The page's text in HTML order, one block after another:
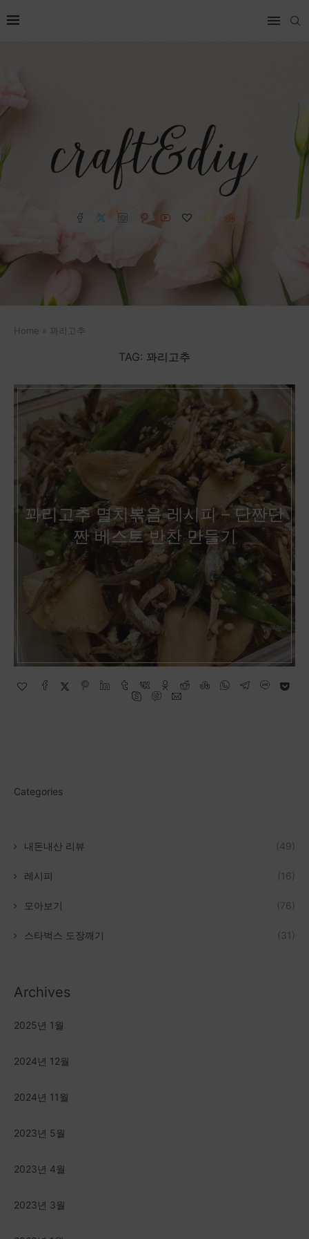
Home » 꽈리고추
TAG: 꽈리고추
꽈리고추 멸치볶음 레시피 – 단짠단
짠 베스트 반찬 만들기
Categories
내돈내산 리뷰 (49)
레시피 (16)
모아보기 (76)
스타벅스 도장깨기 (31)
Archives
2025년 1월
2024년 12월
2024년 11월
2023년 5월
2023년 4월
2023년 3월